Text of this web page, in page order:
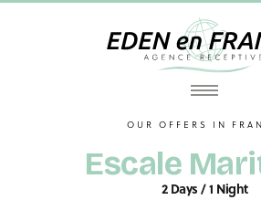
OUR OFFERS IN
Escale
2 Days / 1 Night